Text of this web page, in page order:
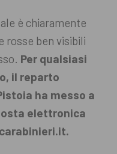
è chiaramente
rosse ben visibili
Per qualsiasi
il reparto
ha messo a
elettronica